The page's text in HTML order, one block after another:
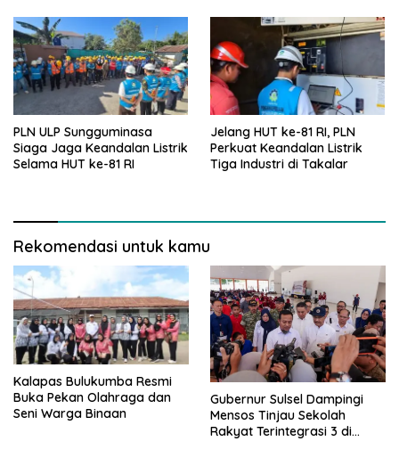
PLN ULP Sungguminasa
Siaga Jaga Keandalan Listrik
Selama HUT ke-81 RI
Jelang HUT ke-81 RI, PLN
Perkuat Keandalan Listrik
Tiga Industri di Takalar
Rekomendasi untuk kamu
Kalapas Bulukumba Resmi
Buka Pekan Olahraga dan
Seni Warga Binaan
Gubernur Sulsel Dampingi
Mensos Tinjau Sekolah
Rakyat Terintegrasi 3 di